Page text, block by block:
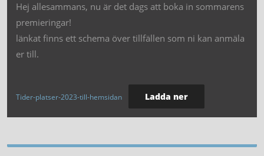
Hej allesammans, nu är det dags att boka in sommarens
premieringar!
länkat finns ett schema över tillfällen som ni kan anmäla
er till.
Tider-platser-2023-till-hemsidan Ladda ner